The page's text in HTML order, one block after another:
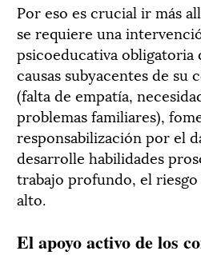
Por eso es crucial ir más
se requiere una
psicoeducativa obligatoria
causas subyacentes de su
(falta de empatía,
problemas familiares),
responsabilización por el
desarrolle habilidades
trabajo profundo, el
alto.
El apoyo activo de los